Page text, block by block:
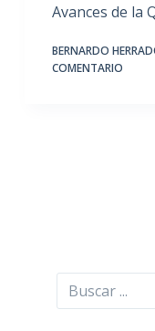
Avances de la
BERNARDO
COMENTARIO
Buscar